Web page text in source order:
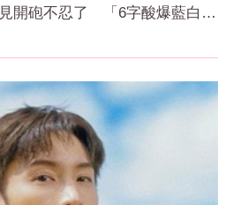
見開砲不忍了 「6字酸爆藍白」